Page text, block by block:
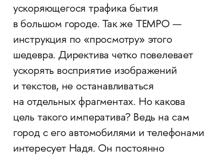
ускоряющегося трафика бытия
в большом городе. Так же TEMPO —
инструкция по «просмотру» этого
шедевра. Директива четко повелевает
ускорять восприятие изображений
и текстов, не останавливаться
на отдельных фрагментах. Но какова
цель такого императива? Ведь на сам
город с его автомобилями и телефонами
интересует Надя. Он постоянно